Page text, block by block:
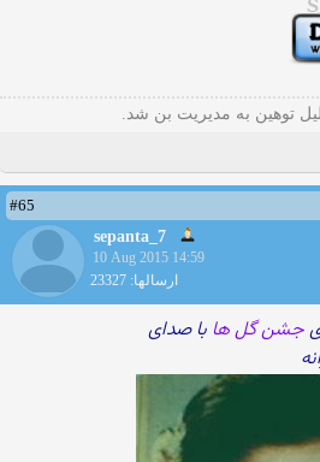
توهین به مدیریت بن شد.
#65
sepanta_7
10 Aug 2015 14:59
ارسالها: 23327
جشن گل ها با صدای